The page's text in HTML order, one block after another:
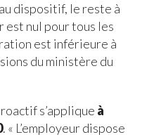
dispositif, le reste à
est nul pour tous les
est inférieure à
du ministère du
s’applique à
. « L’employeur dispose